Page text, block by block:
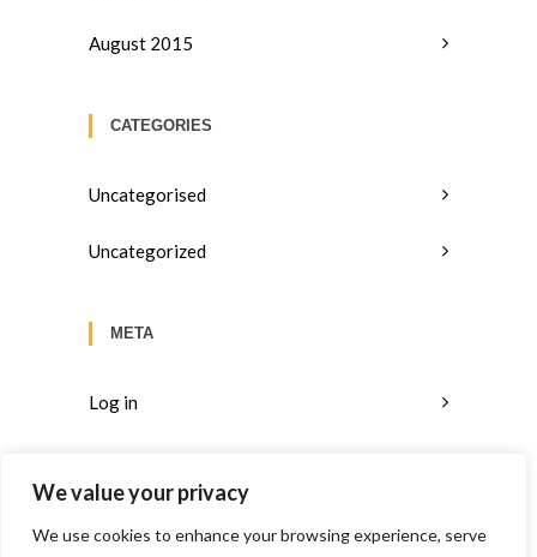
We value your privacy
We use cookies to enhance your browsing experience, serve
August 2015
CATEGORIES
Uncategorised
Uncategorized
META
Log in